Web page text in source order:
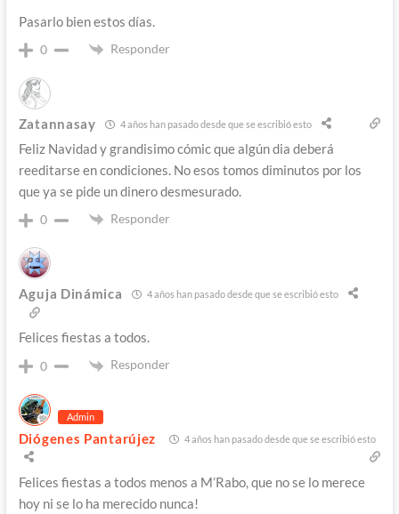
Pasarlo bien estos días.
0 Responder
Zatannasay 4 años han pasado desde que se escribió esto
Feliz Navidad y grandisimo cómic que algún dia deberá
reeditarse en condiciones. No esos tomos diminutos por los
que ya se pide un dinero desmesurado.
0 Responder
Aguja Dinámica 4 años han pasado desde que se escribió esto
Felices fiestas a todos.
0 Responder
Admin
Diógenes Pantarújez 4 años han pasado desde que se escribió esto
Felices fiestas a todos menos a M’Rabo, que no se lo merece
hoy ni se lo ha merecido nunca!